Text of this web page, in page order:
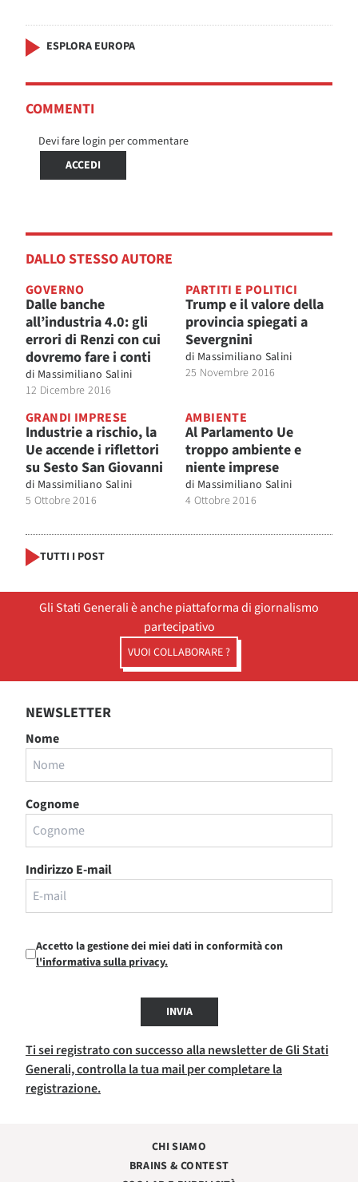
ESPLORA EUROPA
COMMENTI
Devi fare login per commentare
ACCEDI
DALLO STESSO AUTORE
GOVERNO
Dalle banche
all’industria 4.0: gli
errori di Renzi con cui
dovremo fare i conti
di Massimiliano Salini
12 Dicembre 2016
PARTITI E POLITICI
Trump e il valore della
provincia spiegati a
Severgnini
di Massimiliano Salini
25 Novembre 2016
GRANDI IMPRESE
Industrie a rischio, la
Ue accende i riflettori
su Sesto San Giovanni
di Massimiliano Salini
5 Ottobre 2016
AMBIENTE
Al Parlamento Ue
troppo ambiente e
niente imprese
di Massimiliano Salini
4 Ottobre 2016
TUTTI I POST
Gli Stati Generali è anche piattaforma di giornalismo
partecipativo
VUOI COLLABORARE ?
NEWSLETTER
Nome
Cognome
Indirizzo E-mail
Accetto la gestione dei miei dati in conformità con
l'informativa sulla privacy.
INVIA
Ti sei registrato con successo alla newsletter de Gli Stati
Generali, controlla la tua mail per completare la
registrazione.
CHI SIAMO
BRAINS & CONTEST